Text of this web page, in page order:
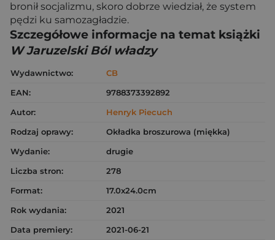
bronił socjalizmu, skoro dobrze wiedział, że system
pędzi ku samozagładzie.
Szczegółowe informacje na temat książki
W Jaruzelski Ból władzy
Wydawnictwo:
CB
EAN:
9788373392892
Autor:
Henryk Piecuch
Rodzaj oprawy:
Okładka broszurowa (miękka)
Wydanie:
drugie
Liczba stron:
278
Format:
17.0x24.0cm
Rok wydania:
2021
Data premiery:
2021-06-21